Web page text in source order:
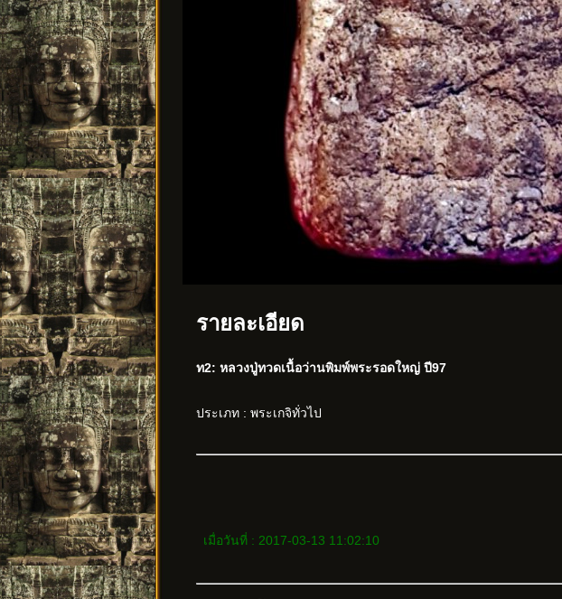
รายละเอียด
ท2: หลวงปู่ทวดเนื้อว่านพิมพ์พระรอดใหญ่ ปี97
ประเภท : พระเกจิทั่วไป
เมื่อวันที่ : 2017-03-13 11:02:10